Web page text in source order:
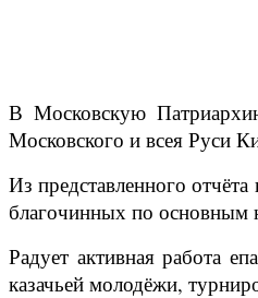
В Московскую
Московского и всея Руси
Из представленного
благочинных по основным
Радует активная работа
казачьей молодёжи,